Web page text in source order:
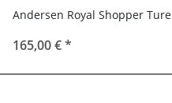
Andersen Royal Shopper Ture
165,00 €*